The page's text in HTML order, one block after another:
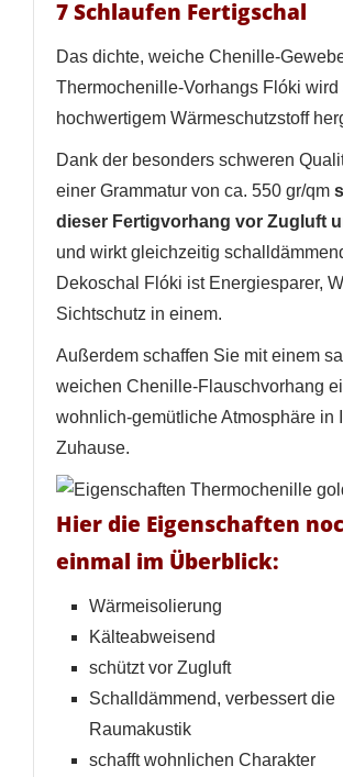
7 Schlaufen Fertigschal
Das dichte, weiche Chenille-
Thermochenille-Vorhangs Flóki wird
hochwertigem Wärmeschutzstoff
Dank der besonders schweren
einer Grammatur von ca. 550 gr/qm
dieser Fertigvorhang vor Zugluft
und wirkt gleichzeitig
Dekoschal Flóki ist Energiesparer,
Sichtschutz in einem.
Außerdem schaffen Sie mit einem
weichen Chenille-Flauschvorhang
wohnlich-gemütliche Atmosphäre in
Zuhause.
Hier die Eigenschaften
einmal im Überblick:
Wärmeisolierung
Kälteabweisend
schützt vor Zugluft
Schalldämmend, verbessert die
Raumakustik
schafft wohnlichen Charakter
AUF MEINE
WUNSCHLISTE ERSTELLEN
Name der Wunschliste
ANMELDEN
Sie müssen angemeldet sein, um Artikel
Wunschliste hinzufügen zu können.